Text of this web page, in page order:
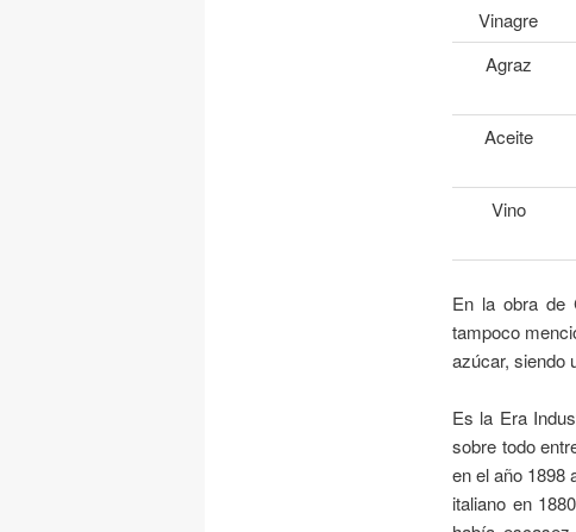
Vinagre
Agraz
Aceite
Vino
En la obra de
tampoco
azúcar, siendo
Es la Era
sobre todo
en el año 1898
italiano en